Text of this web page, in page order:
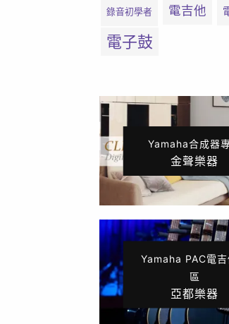
錄音初學者 電吉他
電子鼓
Yamaha合成器
金聲樂器
Yamaha PAC電吉
區
亞都樂器